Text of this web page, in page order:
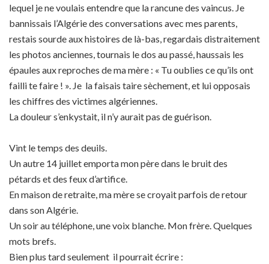
lequel je ne voulais entendre que la rancune des vaincus. Je
bannissais l’Algérie des conversations avec mes parents,
restais sourde aux histoires de là-bas, regardais distraitement
les photos anciennes, tournais le dos au passé, haussais les
épaules aux reproches de ma mère : « Tu oublies ce qu’ils ont
failli te faire ! ». Je la faisais taire sèchement, et lui opposais
les chiffres des victimes algériennes.
La douleur s’enkystait, il n’y aurait pas de guérison.
Vint le temps des deuils.
Un autre 14 juillet emporta mon père dans le bruit des
pétards et des feux d’artifice.
En maison de retraite, ma mère se croyait parfois de retour
dans son Algérie.
Un soir au téléphone, une voix blanche. Mon frère. Quelques
mots brefs.
Bien plus tard seulement il pourrait écrire :